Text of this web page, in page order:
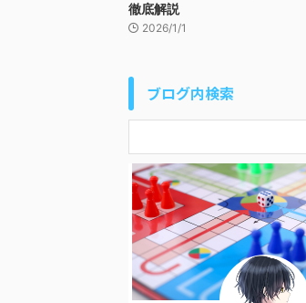
徹底解説
2026/1/1
ブログ内検索